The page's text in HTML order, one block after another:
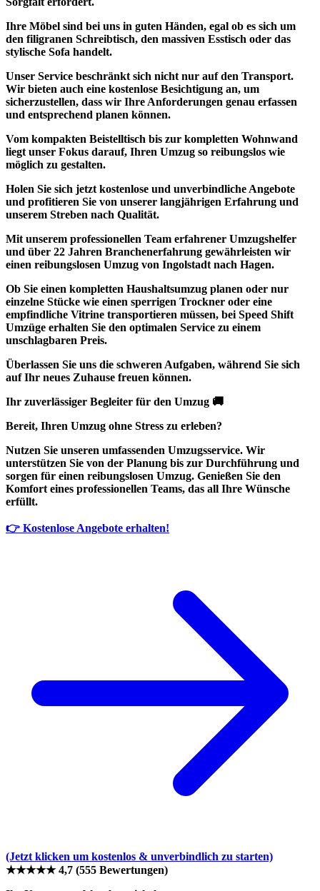
Ihre Möbel sind bei uns in guten Händen, egal ob es sich um
den filigranen Schreibtisch, den massiven Esstisch oder das
stylische Sofa handelt.
Unser Service beschränkt sich nicht nur auf den Transport.
Wir bieten auch eine kostenlose Besichtigung an, um
sicherzustellen, dass wir Ihre Anforderungen genau erfassen
und entsprechend planen können.
Vom kompakten Beistelltisch bis zur kompletten Wohnwand
liegt unser Fokus darauf, Ihren Umzug so reibungslos wie
möglich zu gestalten.
Holen Sie sich jetzt kostenlose und unverbindliche Angebote
und profitieren Sie von unserer langjährigen Erfahrung und
unserem Streben nach Qualität.
Mit unserem professionellen Team erfahrener Umzugshelfer
und über 22 Jahren Branchenerfahrung gewährleisten wir
einen reibungslosen Umzug von Ingolstadt nach Hagen.
Ob Sie einen kompletten Haushaltsumzug planen oder nur
einzelne Stücke wie einen sperrigen Trockner oder eine
empfindliche Vitrine transportieren müssen, bei Speed Shift
Umzüge erhalten Sie den optimalen Service zu einem
unschlagbaren Preis.
Überlassen Sie uns die schweren Aufgaben, während Sie sich
auf Ihr neues Zuhause freuen können.
Ihr zuverlässiger Begleiter für den Umzug 🚚
Bereit, Ihren Umzug ohne Stress zu erleben?
Nutzen Sie unseren umfassenden Umzugsservice. Wir
unterstützen Sie von der Planung bis zur Durchführung und
sorgen für einen reibungslosen Umzug. Genießen Sie den
Komfort eines professionellen Teams, das all Ihre Wünsche
erfüllt.
👉 Kostenlose Angebote erhalten!
(Jetzt klicken um kostenlos & unverbindlich zu starten)
★★★★★ 4,7 (555 Bewertungen)